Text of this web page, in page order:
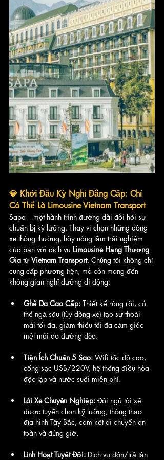
💎 Khởi Đầu Kỳ Nghỉ Đẳng Cấp: Chỉ
Có Thể Là Limousine Vietnam Transport
Sapa – một hành trình đường dài đòi hỏi sự
chuẩn bị kỹ lưỡng. Thay vì chọn những dòng
xe thông thường, hãy nâng tầm trải nghiệm
của bạn với dịch vụ Limousine Hạng Thương
Gia từ Vietnam Transport. Chúng tôi không chỉ
cung cấp phương tiện, mà còn mang đến
không gian nghỉ dưỡng di động:
Ghế Da Cao Cấp: Thiết kế rộng rãi, có
thể ngả sâu (tùy dòng xe) tạo sự thoải
mái tối đa, giảm thiểu tối đa cảm giác
mệt mỏi do đường đèo.
Tiện Ích Chuẩn 5 Sao: Wifi tốc độ cao,
cổng sạc USB/220V, hệ thống điều hòa
độc lập và nước suối miễn phí.
Lái Xe Chuyên Nghiệp: Đội ngũ tài xế
được tuyển chọn kỹ lưỡng, thông thạo
địa hình Tây Bắc, cam kết di chuyển an
toàn và đúng giờ.
Linh Hoạt Tuyệt Đối: Dịch vụ đón/trả tận